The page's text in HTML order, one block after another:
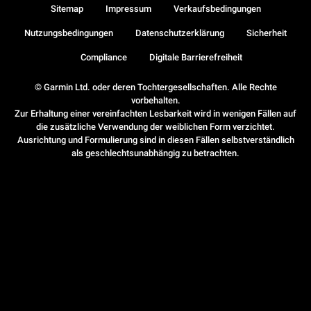
© Garmin Ltd. oder deren Tochtergesellschaften. Alle Rechte
vorbehalten.
Zur Erhaltung einer vereinfachten Lesbarkeit wird in wenigen Fällen auf
die zusätzliche Verwendung der weiblichen Form verzichtet.
Ausrichtung und Formulierung sind in diesen Fällen selbstverständlich
als geschlechtsunabhängig zu betrachten.
Sitemap Impressum Verkaufsbedingungen
Nutzungsbedingungen Datenschutzerklärung Sicherheit
Compliance Digitale Barrierefreiheit